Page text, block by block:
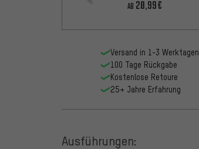
AB 20,99€
Versand in 1-3 Werktagen
100 Tage Rückgabe
Kostenlose Retoure
25+ Jahre Erfahrung
Ausführungen: